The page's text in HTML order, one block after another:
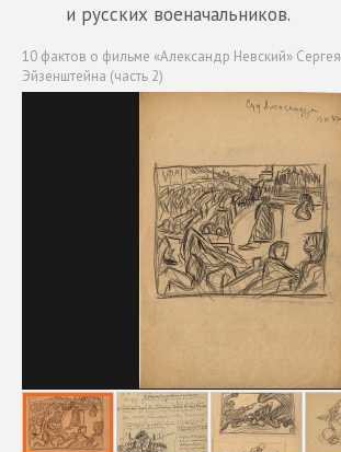
и русских военачальников.
10 фактов о фильме «Александр Невский» Сергея
Эйзенштейна (часть 2)